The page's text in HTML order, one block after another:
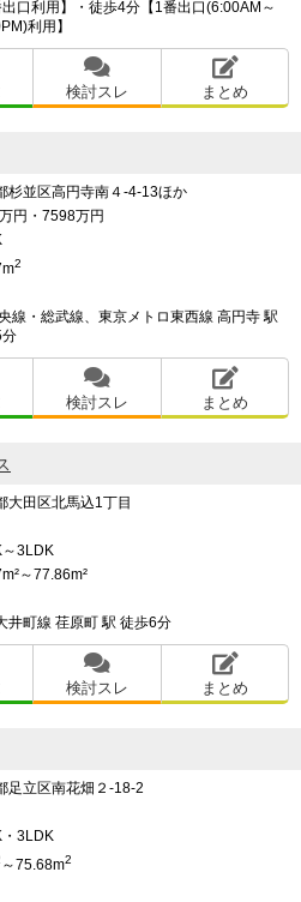
出口利用】・徒歩4分【1番出口(6:00AM～
利用】
検討スレ まとめ
杉並区高円寺南４-4-13ほか
円・7598万円
2
線・総武線、東京メトロ東西線 高円寺 駅
検討スレ まとめ
大田区北馬込1丁目
3LDK
～77.86m²
井町線 荏原町 駅 徒歩6分
検討スレ まとめ
足立区南花畑２-18-2
3LDK
～75.68m2